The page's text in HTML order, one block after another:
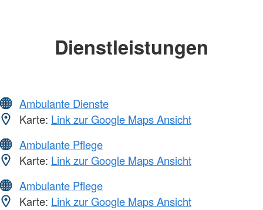
Dienstleistungen
Ambulante Dienste
Karte: Link zur Google Maps Ansicht
Ambulante Pflege
Karte: Link zur Google Maps Ansicht
Ambulante Pflege
Karte: Link zur Google Maps Ansicht